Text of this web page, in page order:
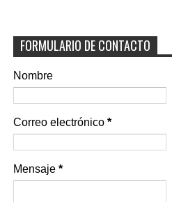
FORMULARIO DE CONTACTO
Nombre
Correo electrónico *
Mensaje *